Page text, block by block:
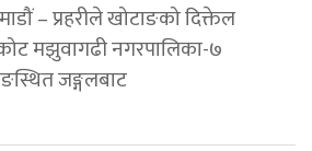
– प्रहरीले खोटाङको दिक्तेल
मझुवागढी नगरपालिका-७
जङ्गलबाट